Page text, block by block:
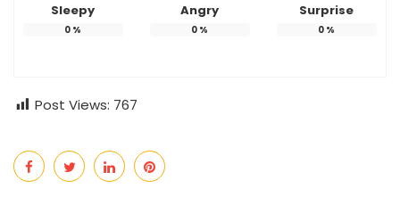
Sleepy
0 %
Angry
0 %
Surprise
0 %
Post Views: 767